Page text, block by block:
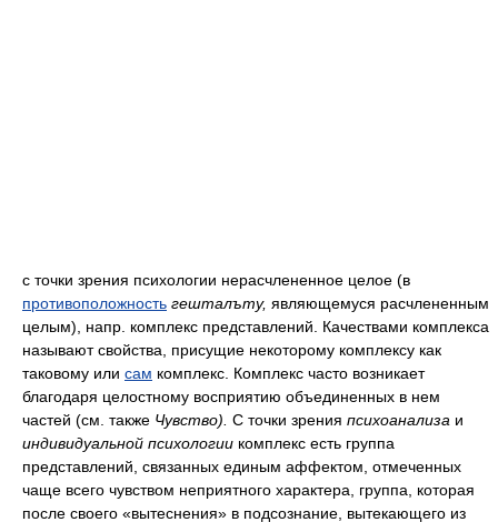
с точки зрения психологии нерасчлененное целое (в
противоположность гешталъту, являющемуся расчлененным
целым), напр. комплекс представлений. Качествами комплекса
называют свойства, присущие некоторому комплексу как
таковому или сам комплекс. Комплекс часто возникает
благодаря целостному восприятию объединенных в нем
частей (см. также Чувство). С точки зрения психоанализа и
индивидуальной психологии комплекс есть группа
представлений, связанных единым аффектом, отмеченных
чаще всего чувством неприятного характера, группа, которая
после своего «вытеснения» в подсознание, вытекающего из